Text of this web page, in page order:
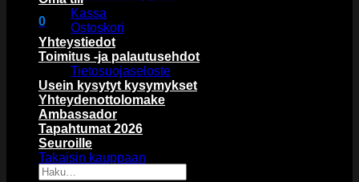
0
Ostoskori
Ostoskori on tyhjä.
Takaisin kauppaan
Kassa
Ostoskori
Yhteystiedot
Toimitus -ja palautusehdot
Tietosuojaseloste
Usein kysytyt kysymykset
Yhteydenottolomake
Ambassador
Tapahtumat 2026
Seuroille
Etsi: